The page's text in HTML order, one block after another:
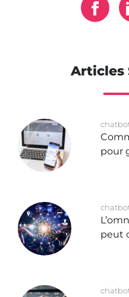
Articles
pour
peut